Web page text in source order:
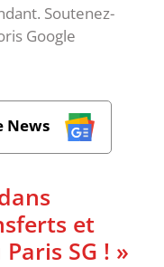
Soutenez-
Google
News
et
SG ! »